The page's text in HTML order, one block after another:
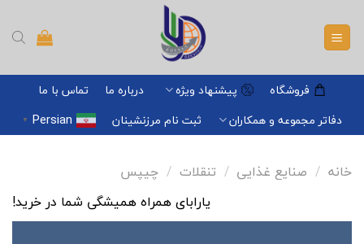
content
فروشگاه پیشنهاد ویژه درباره ما
تماس با ما
دفاتر مجموعه و همکاران
ثبت نام مرزنشینان Persian
▼
خانه / صنایع غذایی / تنقلات / چیپس
یارابای همراه همیشگی شما در خرید!